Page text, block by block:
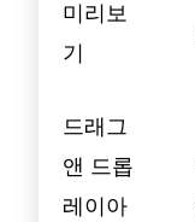
미리보
기
드래그
앤 드롭
레이아